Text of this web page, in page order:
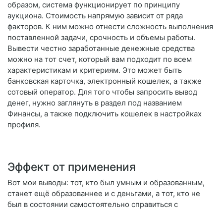
образом, система функционирует по принципу
аукциона. Стоимость напрямую зависит от ряда
факторов. К ним можно отнести сложность выполнения
поставленной задачи, срочность и объемы работы.
Вывести честно заработанные денежные средства
можно на тот счет, который вам подходит по всем
характеристикам и критериям. Это может быть
банковская карточка, электронный кошелек, а также
сотовый оператор. Для того чтобы запросить вывод
денег, нужно заглянуть в раздел под названием
Финансы, а также подключить кошелек в настройках
профиля.
Эффект от применения
Вот мои выводы: тот, кто был умным и образованным,
станет ещё образованнее и с деньгами, а тот, кто не
был в состоянии самостоятельно справиться с